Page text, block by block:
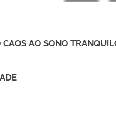
CAOS AO SONO